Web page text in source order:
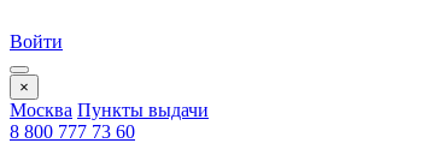
Войти
×
Москва Пункты выдачи
8 800 777 73 60